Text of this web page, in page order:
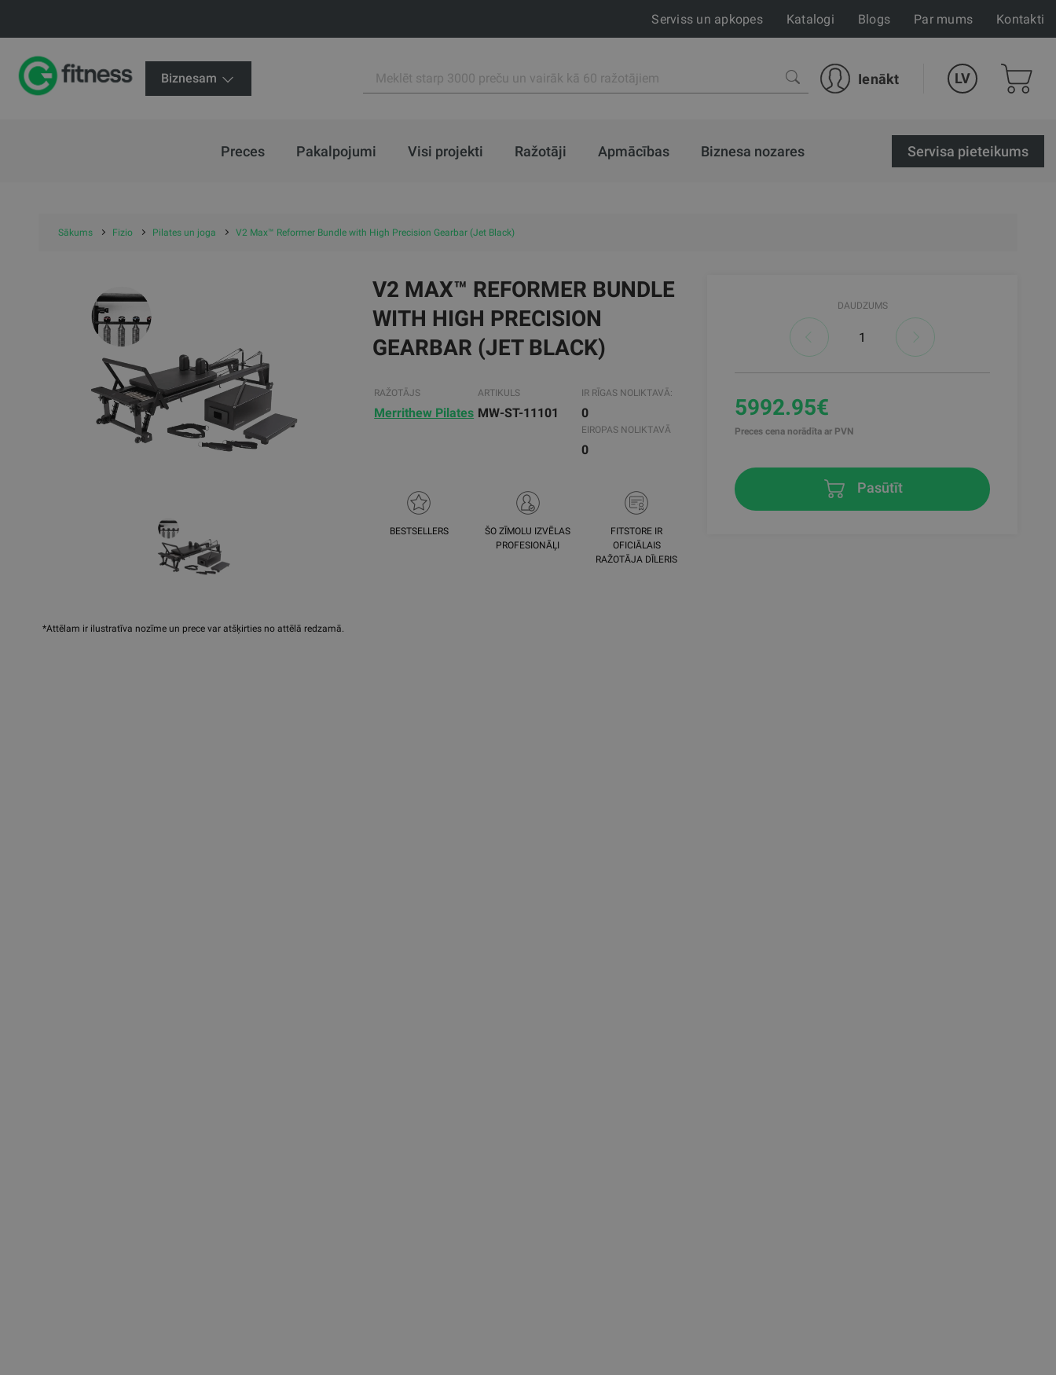
Serviss un apkopes Katalogi Blogs Par mums Kontakti
Biznesam Ienākt LV
Preces Pakalpojumi Visi projekti Ražotāji Apmācības Biznesa nozares Servisa pieteikums
Sākums Fizio Pilates un joga V2 Max™ Reformer Bundle with High Precision Gearbar (Jet Black)
*Attēlam ir ilustratīva nozīme un prece var atšķirties no attēlā redzamā.
V2 MAX™ REFORMER BUNDLE
WITH HIGH PRECISION
GEARBAR (JET BLACK)
RAŽOTĀJS
Merrithew Pilates
ARTIKULS
MW-ST-11101
IR RĪGAS NOLIKTAVĀ:
0
EIROPAS NOLIKTAVĀ
0
BESTSELLERS
ŠO ZĪMOLU IZVĒLAS
PROFESIONĀĻI
FITSTORE IR
OFICIĀLAIS
RAŽOTĀJA DĪLERIS
DAUDZUMS
5992.95€
Preces cena norādīta ar PVN
Pasūtīt